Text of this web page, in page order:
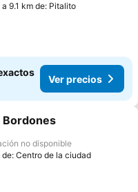
9.1 km de: Pitalito
Ver precios
a favoritos
Bordones
no disponible
de: Centro de la ciudad